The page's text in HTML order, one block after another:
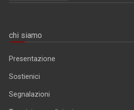
chi siamo
Presentazione
Sostienici
Segnalazioni